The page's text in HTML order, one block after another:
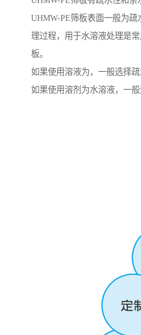
UHMW-PE筛板表面一般为
理过程，用于水溶液处理是
板。
如果使用溶液为，一般选择疏
如果使用溶剂为水溶液，一